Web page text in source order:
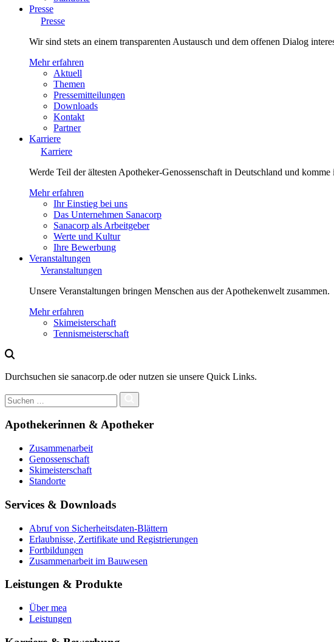
Presse
Presse
Wir sind stets an einem transparenten Austausch und dem offenen Dialog
Mehr erfahren
Aktuell
Themen
Pressemitteilungen
Downloads
Kontakt
Partner
Karriere
Karriere
Werde Teil der ältesten Apotheker-Genossenschaft in Deutschland und komme
Mehr erfahren
Ihr Einstieg bei uns
Das Unternehmen Sanacorp
Sanacorp als Arbeitgeber
Werte und Kultur
Ihre Bewerbung
Veranstaltungen
Veranstaltungen
Unsere Veranstaltungen bringen Menschen aus der Apothekenwelt zusammen.
Mehr erfahren
Skimeisterschaft
Tennismeisterschaft
Durchsuchen sie sanacorp.de oder nutzen sie unsere Quick Links.
Apothekerinnen & Apotheker
Zusammenarbeit
Genossenschaft
Skimeisterschaft
Standorte
Services & Downloads
Abruf von Sicherheitsdaten-Blättern
Erlaubnisse, Zertifikate und Registrierungen
Fortbildungen
Zusammenarbeit im Bauwesen
Leistungen & Produkte
Über mea
Leistungen